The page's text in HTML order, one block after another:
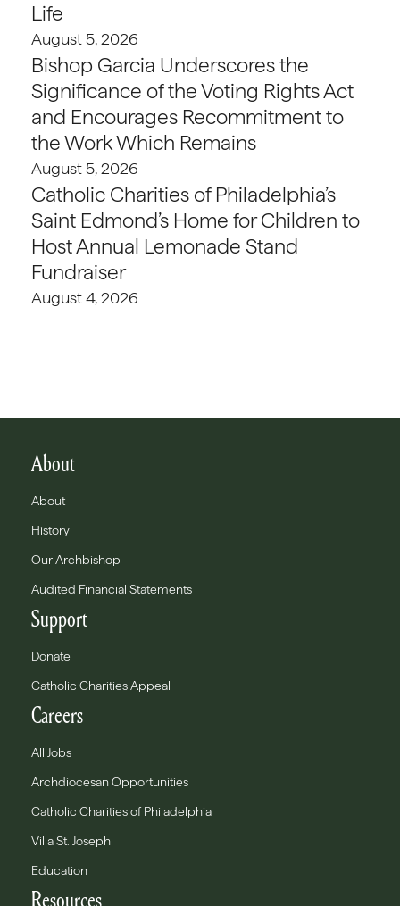
Life
August 5, 2026
Bishop Garcia Underscores the
Significance of the Voting Rights Act
and Encourages Recommitment to
the Work Which Remains
August 5, 2026
Catholic Charities of Philadelphia’s
Saint Edmond’s Home for Children to
Host Annual Lemonade Stand
Fundraiser
August 4, 2026
About
About
History
Our Archbishop
Audited Financial Statements
Support
Donate
Catholic Charities Appeal
Careers
All Jobs
Archdiocesan Opportunities
Catholic Charities of Philadelphia
Villa St. Joseph
Education
Resources